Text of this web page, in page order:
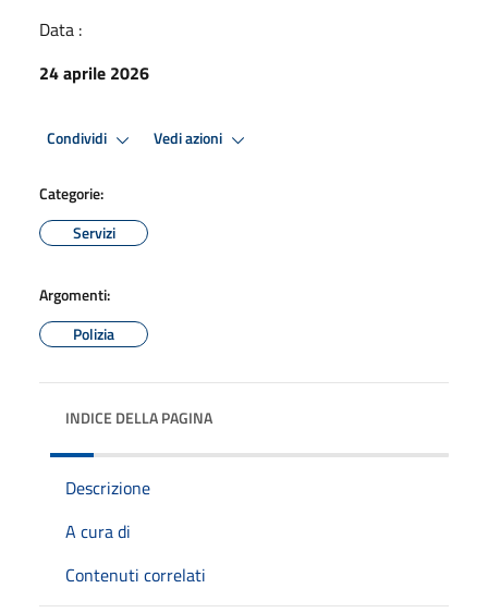
Data :
24 aprile 2026
Condividi Vedi azioni
Categorie:
Servizi
Argomenti:
Polizia
INDICE DELLA PAGINA
Descrizione
A cura di
Contenuti correlati